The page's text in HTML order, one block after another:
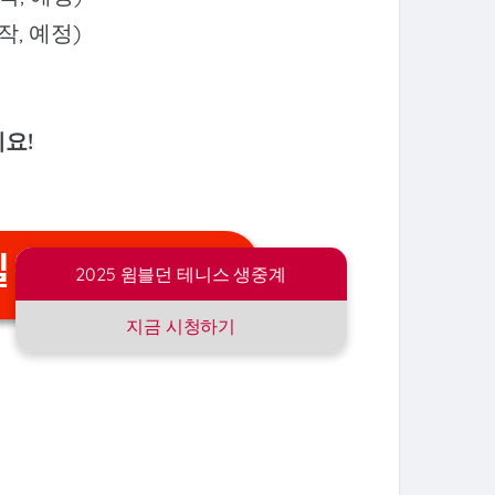
, 예정)
!
정 결과
2025 윔블던 테니스 생중계
지금 시청하기